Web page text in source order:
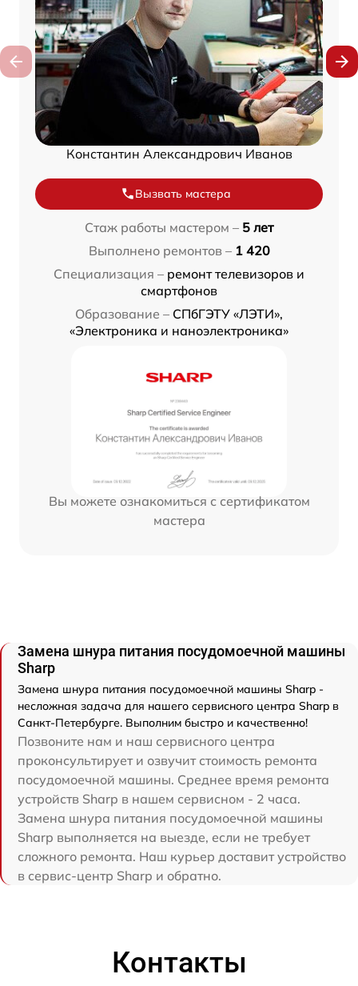
Константин Александрович Иванов
Вызвать мастера
Стаж работы мастером – 5 лет
Выполнено ремонтов – 1 420
Специализация – ремонт телевизоров и
смартфонов
Образование – СПбГЭТУ «ЛЭТИ»,
«Электроника и наноэлектроника»
Вы можете ознакомиться с сертификатом
мастера
Замена шнура питания посудомоечной машины
Sharp
Замена шнура питания посудомоечной машины Sharp -
несложная задача для нашего сервисного центра Sharp в
Санкт-Петербурге. Выполним быстро и качественно!
Позвоните нам и наш сервисного центра
проконсультирует и озвучит стоимость ремонта
посудомоечной машины. Среднее время ремонта
устройств Sharp в нашем сервисном - 2 часа.
Замена шнура питания посудомоечной машины
Sharp выполняется на выезде, если не требует
сложного ремонта. Наш курьер доставит устройство
в сервис-центр Sharp и обратно.
Контакты